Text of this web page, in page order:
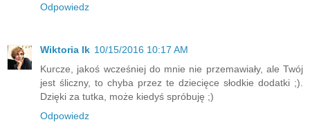
Odpowiedz
Wiktoria lk 10/15/2016 10:17 AM
Kurcze, jakoś wcześniej do mnie nie przemawiały, ale Twój
jest śliczny, to chyba przez te dziecięce słodkie dodatki ;).
Dzięki za tutka, może kiedyś spróbuję ;)
Odpowiedz